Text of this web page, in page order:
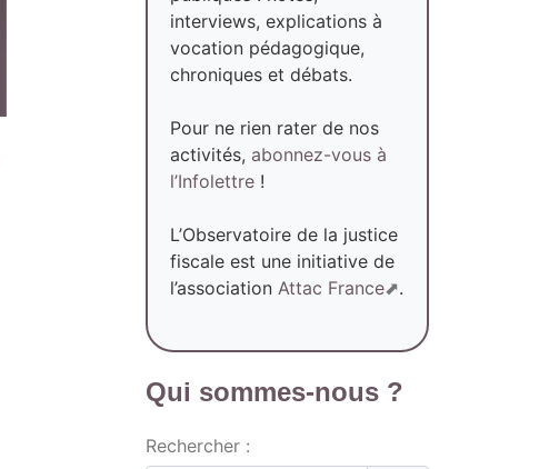
interviews, explications à
vocation pédagogique,
chroniques et débats.
Pour ne rien rater de nos
activités, abonnez-vous à
l’Infolettre !
L’Observatoire de la justice
fiscale est une initiative de
l’association Attac France .
Qui sommes-nous ?
Rechercher :